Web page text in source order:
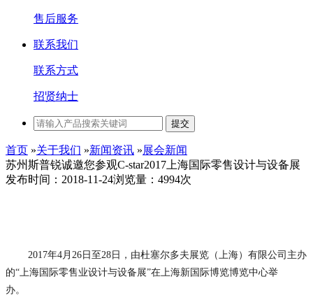
售后服务
联系我们
联系方式
招贤纳士
提交
首页 »关于我们 »新闻资讯 »展会新闻
苏州斯普锐诚邀您参观C-star2017上海国际零售设计与设备展
发布时间：2018-11-24浏览量：4994次
2017年4月26日至28日，由杜塞尔多夫展览（上海）有限公司主办
的“上海国际零售业设计与设备展”在上海新国际博览博览中心举
办。